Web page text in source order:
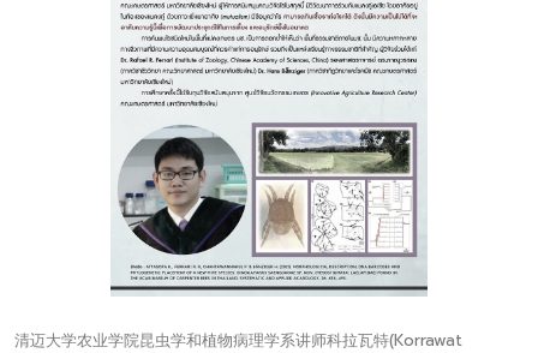
清迈大学农业学院昆虫学和植物病理学系讲师科拉瓦特(Korrawat